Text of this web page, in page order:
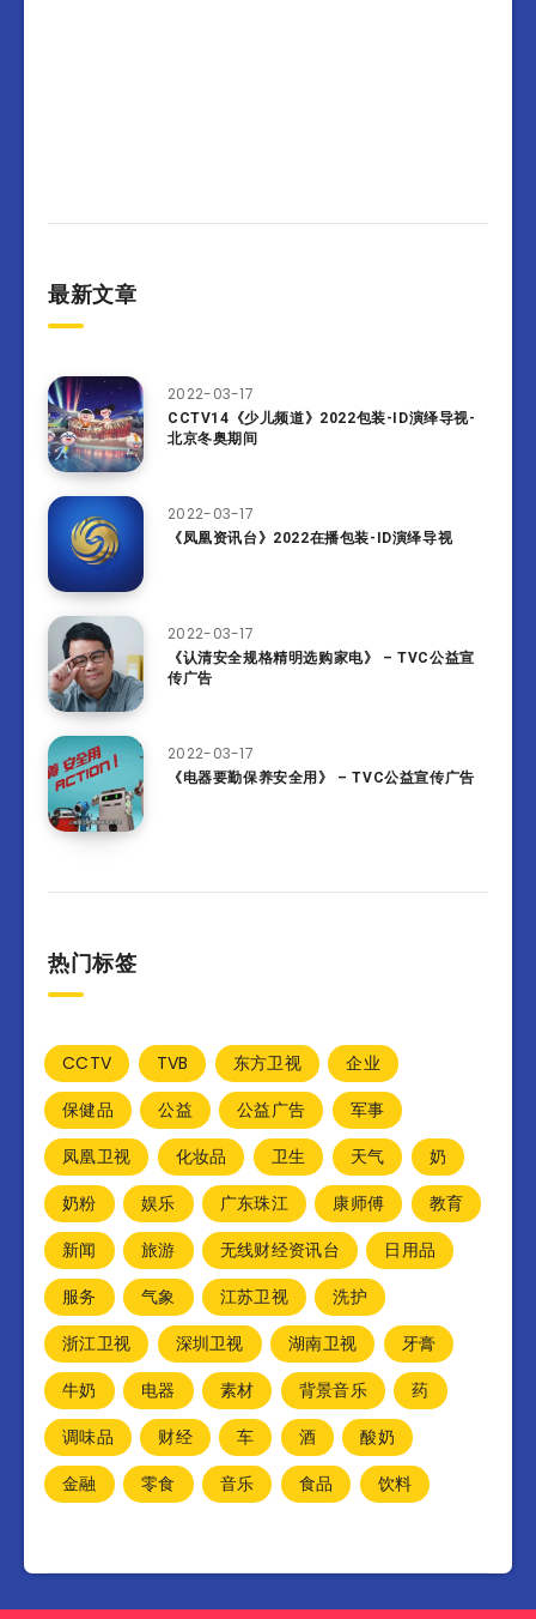
最新文章
2022-03-17
CCTV14《少儿频道》2022包装-ID演绎导视-
北京冬奥期间
2022-03-17
《凤凰资讯台》2022在播包装-ID演绎导视
2022-03-17
《认清安全规格精明选购家电》 – TVC公益宣
传广告
2022-03-17
《电器要勤保养安全用》 – TVC公益宣传广告
热门标签
CCTV TVB 东方卫视
企业
保健品
公益 公益广告
军事
凤凰卫视
化妆品 卫生 天气
奶
奶粉
娱乐 广东珠江 康师傅
教育
新闻
旅游 无线财经资讯台
日用品
服务
气象 江苏卫视
洗护
浙江卫视
深圳卫视 湖南卫视
牙膏
牛奶
电器 素材 背景音乐
药
调味品
财经 车 酒
酸奶
金融
零食 音乐 食品 饮料